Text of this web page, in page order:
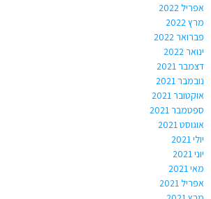
אפריל 2022
מרץ 2022
פברואר 2022
ינואר 2022
דצמבר 2021
נובמבר 2021
אוקטובר 2021
ספטמבר 2021
אוגוסט 2021
יולי 2021
יוני 2021
מאי 2021
אפריל 2021